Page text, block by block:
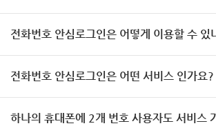
전화번호 안심로그인은 어떻게 이용할 수 있
전화번호 안심로그인은 어떤 서비스 인가요?
하나의 휴대폰에 2개 번호 사용자도 서비스